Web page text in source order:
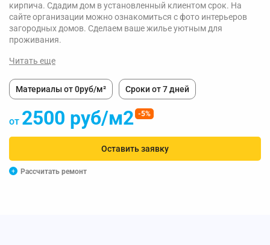
кирпича. Сдадим дом в установленный клиентом срок. На
сайте организации можно ознакомиться с фото интерьеров
загородных домов. Сделаем ваше жилье уютным для
проживания.
Читать еще
Материалы от 0руб/м² Сроки от 7 дней
от 2500 руб/м2 -5%
Оставить заявку
Рассчитать ремонт